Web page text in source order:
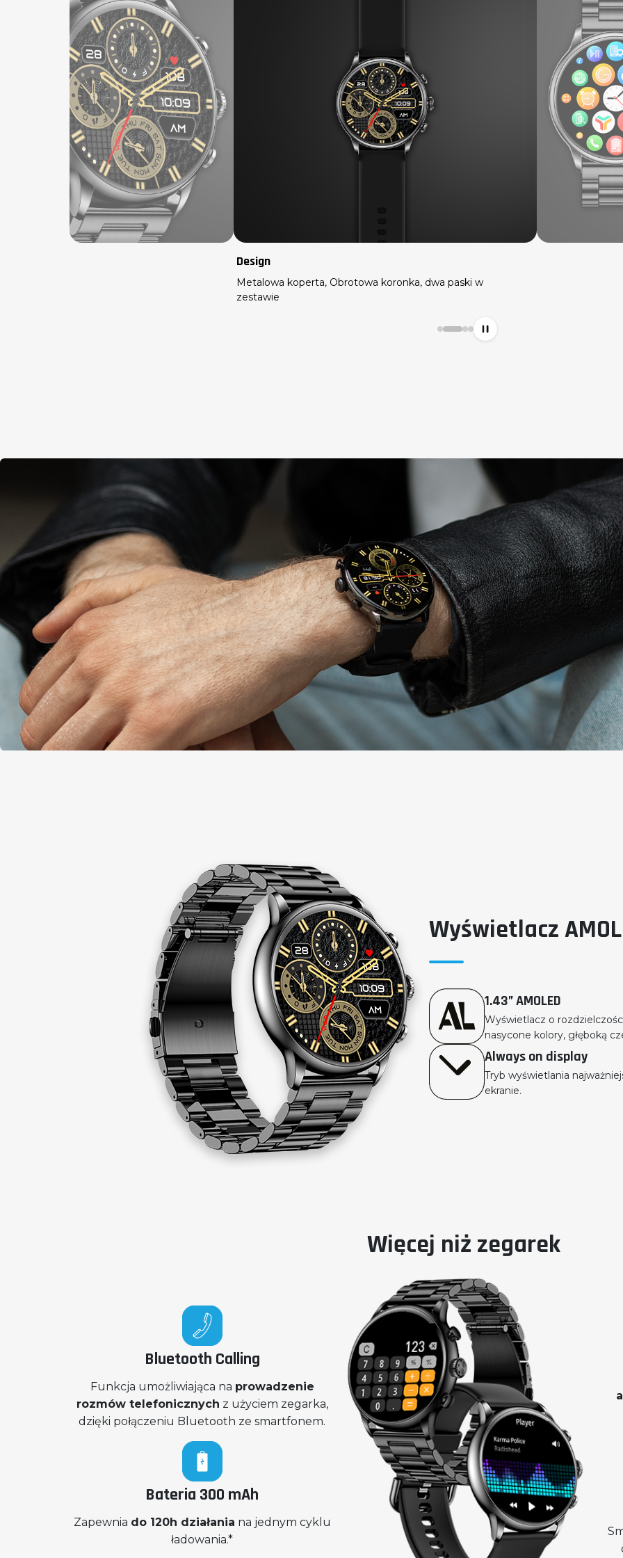
Design
Metalowa koperta, Obrotowa koronka, dwa paski w
zestawie
Wyświetlacz
1.43” AMOLED
Wyświetlacz o
nasycone kolory, głęboką
Always on display
Tryb wyświetlania
ekranie.
Więcej niż zegarek
Bluetooth Calling
Funkcja umożliwiająca na prowadzenie
rozmów telefonicznych z użyciem zegarka,
dzięki połączeniu Bluetooth ze smartfonem.
Bateria 300 mAh
Zapewnia do 120h działania na jednym cyklu
ładowania.*